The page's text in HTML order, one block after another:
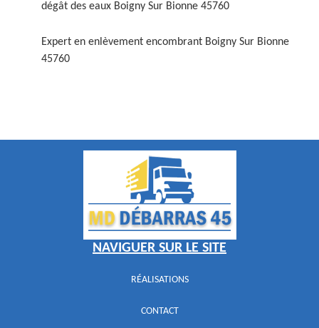
dégât des eaux Boigny Sur Bionne 45760
Expert en enlèvement encombrant Boigny Sur Bionne
45760
NAVIGUER SUR LE SITE
RÉALISATIONS
CONTACT